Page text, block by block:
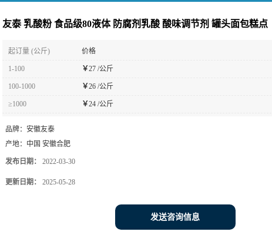
友泰 乳酸粉 食品级80液体 防腐剂乳酸 酸味调节剂 罐头面包糕点
起订量 (公斤) 价格
1-100 ￥27 /公斤
100-1000 ￥26 /公斤
≥1000 ￥24 /公斤
品牌： 安徽友泰
产地： 中国 安徽合肥
发布日期： 2022-03-30
更新日期： 2025-05-28
发送咨询信息